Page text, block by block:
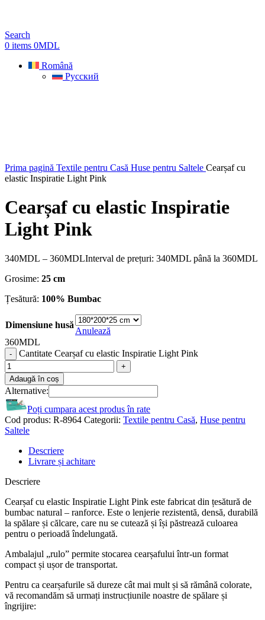
Search
0 items 0MDL
Română
Русский
Prima pagină Textile pentru Casă Huse pentru Saltele Cearșaf cu
elastic Inspiratie Light Pink
Cearșaf cu elastic Inspiratie
Light Pink
340MDL – 360MDLInterval de prețuri: 340MDL până la 360MDL
Grosime: 25 cm
Țesătură: 100% Bumbac
Dimensiune husă
Anulează
360MDL
Cantitate Cearșaf cu elastic Inspiratie Light Pink
Adaugă în coș
Alternative:
Poți cumpara acest produs în rate
Cod produs: R-8964 Categorii: Textile pentru Casă, Huse pentru
Saltele
Descriere
Livrare și achitare
Descriere
Cearșaf cu elastic Inspiratie Light Pink este fabricat din țesătură de
bumbac natural – ranforce. Este o lenjerie rezistentă, densă, durabilă
la spălare și călcare, care nu se cutează și își păstrează culoarea
pentru o perioadă îndelungată.
Ambalajul „rulo” permite stocarea cearșafului într-un format
compact și ușor de transportat.
Pentru ca cearșafurile să dureze cât mai mult și să rămână colorate,
vă recomandăm să urmați instrucțiunile noastre de spălare și
îngrijire: